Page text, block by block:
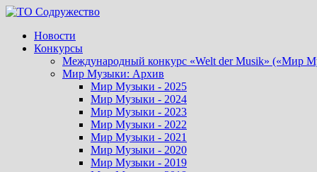
Перейти
содержимому
Новости
Конкурсы
Международный конкурс «Welt der Musik» («Мир
Мир Музыки: Архив
Мир Музыки - 2025
Мир Музыки - 2024
Мир Музыки - 2023
Мир Музыки - 2022
Мир Музыки - 2021
Мир Музыки - 2020
Мир Музыки - 2019